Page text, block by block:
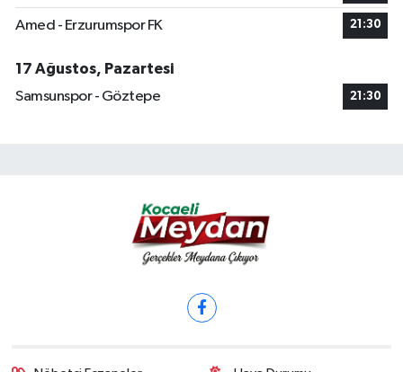
Amed - Erzurumspor FK 21:30
17 Ağustos, Pazartesi
Samsunspor - Göztepe
21:30